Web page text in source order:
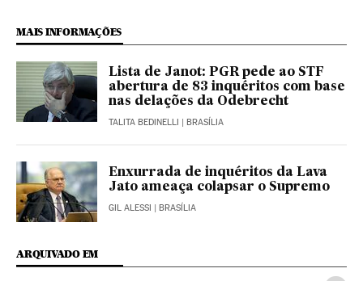
MAIS INFORMAÇÕES
Lista de Janot: PGR pede ao STF
abertura de 83 inquéritos com base
nas delações da Odebrecht
TALITA BEDINELLI | BRASÍLIA
Enxurrada de inquéritos da Lava
Jato ameaça colapsar o Supremo
GIL ALESSI | BRASÍLIA
ARQUIVADO EM